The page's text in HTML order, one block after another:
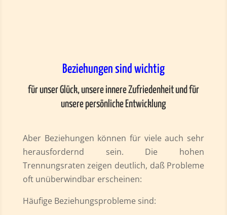
Beziehungen sind wichtig
für unser Glück, unsere innere Zufriedenheit und für
unsere persönliche Entwicklung
Aber Beziehungen können für viele auch sehr
herausfordernd sein. Die hohen
Trennungsraten zeigen deutlich, daß Probleme
oft unüberwindbar erscheinen:
Häufige Beziehungsprobleme sind: